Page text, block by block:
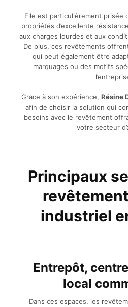
Elle est particulièrement prisée
propriétés d’excellente
aux charges lourdes et aux
De plus, ces revêtements
qui peut également être
marquages ou des motifs
Grace à son expérience, Résine
afin de choisir la solution qui
besoins avec le revêtement
votre secteur
Principaux
industriel
Entrepôt,
local
Dans ces espaces, les